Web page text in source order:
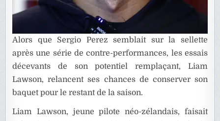
Alors que Sergio Perez semblait sur la sellette
après une série de contre-performances, les essais
décevants de son potentiel remplaçant, Liam
Lawson, relancent ses chances de conserver son
baquet pour le restant de la saison.
Liam Lawson, jeune pilote néo-zélandais, faisait